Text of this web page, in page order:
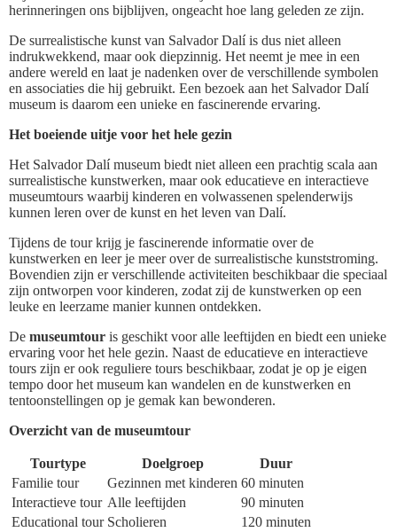
herinneringen ons bijblijven, ongeacht hoe lang geleden ze zijn.
De surrealistische kunst van Salvador Dalí is dus niet alleen
indrukwekkend, maar ook diepzinnig. Het neemt je mee in een
andere wereld en laat je nadenken over de verschillende symbolen
en associaties die hij gebruikt. Een bezoek aan het Salvador Dalí
museum is daarom een unieke en fascinerende ervaring.
Het boeiende uitje voor het hele gezin
Het Salvador Dalí museum biedt niet alleen een prachtig scala aan
surrealistische kunstwerken, maar ook educatieve en interactieve
museumtours waarbij kinderen en volwassenen spelenderwijs
kunnen leren over de kunst en het leven van Dalí.
Tijdens de tour krijg je fascinerende informatie over de
kunstwerken en leer je meer over de surrealistische kunststroming.
Bovendien zijn er verschillende activiteiten beschikbaar die speciaal
zijn ontworpen voor kinderen, zodat zij de kunstwerken op een
leuke en leerzame manier kunnen ontdekken.
De museumtour is geschikt voor alle leeftijden en biedt een unieke
ervaring voor het hele gezin. Naast de educatieve en interactieve
tours zijn er ook reguliere tours beschikbaar, zodat je op je eigen
tempo door het museum kan wandelen en de kunstwerken en
tentoonstellingen op je gemak kan bewonderen.
Overzicht van de museumtour
Tourtype Doelgroep
Duur
Familie tour
Gezinnen met kinderen 60 minuten
Interactieve tour Alle leeftijden
90 minuten
Educational tour Scholieren
120 minuten